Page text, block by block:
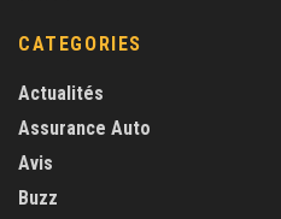
CATEGORIES
Actualités
Assurance Auto
Avis
Buzz